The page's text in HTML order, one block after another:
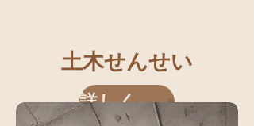
土木せんせい
詳しく見る